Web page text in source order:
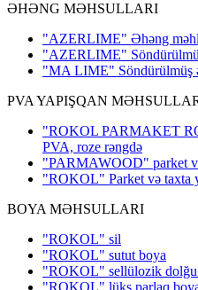
ƏHƏNG MƏHSULLARI
"AZERLIME" Əhəng
"AZERLIME"
"MA LIME" Söndürülmüş
PVA YAPIŞQAN
"ROKOL PARMAKET
PVA, roze rəngdə
"PARMAWOOD" parket
"ROKOL" Parket və taxta
BOYA MƏHSULLARI
"ROKOL" sil
"ROKOL" sutut boya
"ROKOL" sellülozik
"ROKOL" lüks parlaq